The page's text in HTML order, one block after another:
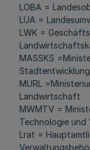
LOBA =
LUA =
LWK =
MASSKS
MURL
Landwirtschaft
MWMTV =
Technologie und
Lrat =